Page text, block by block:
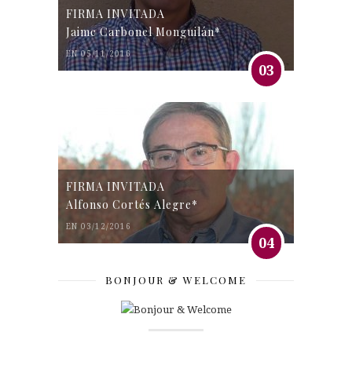
FIRMA INVITADA
Jaime Carbonel Monguilán*
EN 05/11/2016
03
FIRMA INVITADA
Alfonso Cortés Alegre*
EN 03/12/2016
04
BONJOUR & WELCOME